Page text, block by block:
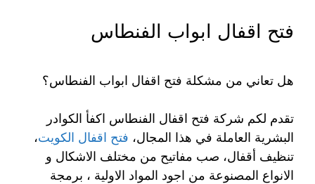
فتح اقفال ابواب الفنطاس
هل تعاني من مشكلة فتح اقفال ابواب الفنطاس؟
تقدم لكم شركة فتح اقفال الفنطاس اكفأ الكوادر
البشرية العاملة في هذا المجال، فتح اقفال الكويت،
تنظيف أقفال، صب مفاتيح من مختلف الاشكال و
الانواع المصنوعة من اجود المواد الاولية ، برمجة